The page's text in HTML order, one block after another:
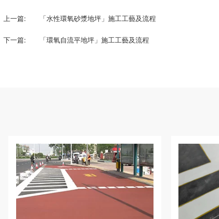
上一篇: 「水性環氧砂漿地坪」施工工藝及流程
下一篇: 「環氧自流平地坪」施工工藝及流程